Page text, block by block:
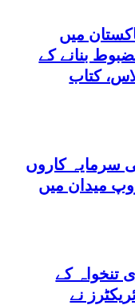
میں
بنانے کے
سرمایہ کاروں
تنخواہ کے
نے